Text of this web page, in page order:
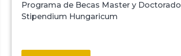
Programa de Becas Master y Doctorado
Stipendium Hungaricum